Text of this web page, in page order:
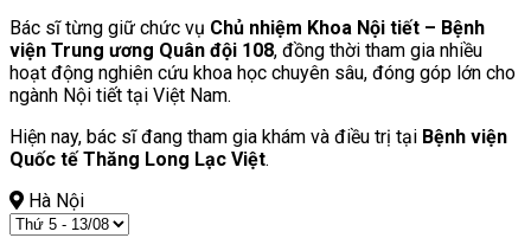
Bác sĩ từng giữ chức vụ Chủ nhiệm Khoa Nội tiết – Bệnh
viện Trung ương Quân đội 108, đồng thời tham gia nhiều
hoạt động nghiên cứu khoa học chuyên sâu, đóng góp lớn cho
ngành Nội tiết tại Việt Nam.
Hiện nay, bác sĩ đang tham gia khám và điều trị tại Bệnh viện
Quốc tế Thăng Long Lạc Việt.
Hà Nội